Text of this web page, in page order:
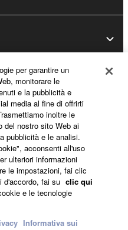
per garantire un
monitorare le
e la pubblicità e
media al fine di offrirti
inoltre le
del nostro sito Web ai
pubblicità e le analisi.
acconsenti all'uso
ulteriori informazioni
le impostazioni, fai clic
d'accordo, fai su clic qui
e le tecnologie
Informativa sui